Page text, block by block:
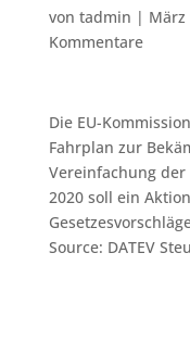
von tadmin | März
Kommentare
Die EU-
Fahrplan zur
Vereinfachung der
2020 soll ein
Source: DATEV